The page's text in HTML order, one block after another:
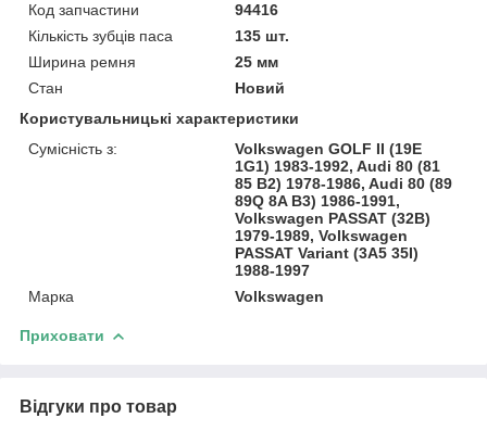
Код запчастини
94416
Кількість зубців паса
135 шт.
Ширина ремня
25 мм
Стан
Новий
Користувальницькі характеристики
Сумісність з:
Volkswagen GOLF II (19E
1G1) 1983-1992, Audi 80 (81
85 B2) 1978-1986, Audi 80 (89
89Q 8A B3) 1986-1991,
Volkswagen PASSAT (32B)
1979-1989, Volkswagen
PASSAT Variant (3A5 35I)
1988-1997
Марка
Volkswagen
Приховати
Відгуки про товар